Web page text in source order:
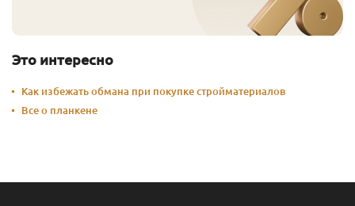
Это интересно
Как избежать обмана при покупке стройматериалов
Все о планкене